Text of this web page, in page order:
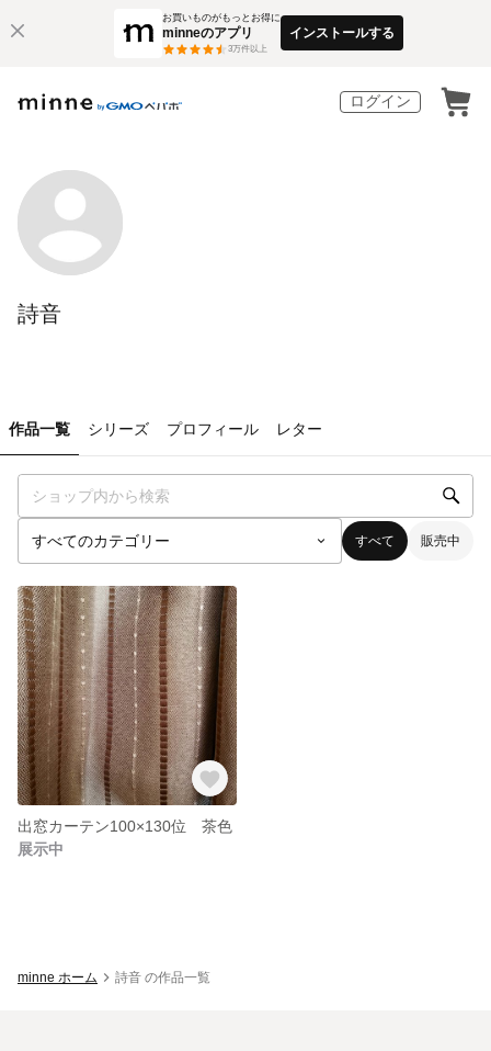
お買いものがもっとお得に
minneのアプリ
3万件以上
インストールする
ログイン
詩音
作品一覧 シリーズ プロフィール レター
すべて 販売中
出窓カーテン100×130位 茶色
展示中
minne ホーム 詩音 の作品一覧